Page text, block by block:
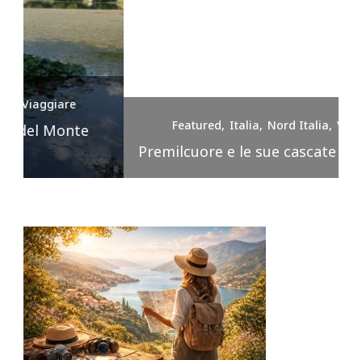
Featured Nord Italia Viaggiare
Premilcuore e le sue cascate spettacolari